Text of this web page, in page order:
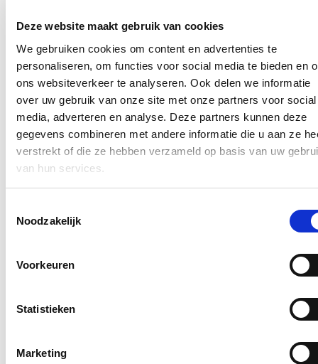
Deze website maakt gebruik van cookies
We gebruiken cookies om content en advertenties te
personaliseren, om functies voor social media te bieden en
ons websiteverkeer te analyseren. Ook delen we informatie
over uw gebruik van onze site met onze partners voor social
media, adverteren en analyse. Deze partners kunnen deze
gegevens combineren met andere informatie die u aan ze
verstrekt of die ze hebben verzameld op basis van uw
van hun services.
Noodzakelijk
Voorkeuren
Statistieken
Marketing
bovenstaand mailadres*
Klikhierom de privacyvoorwaarden te raadplegen
Nieuws
Aantal meldingen van agressief of ongewenst gedrag
stijgt fors binnen Vlaamse overheid: nieuwe regeling
dat dossiers tijdelijk kan opschorten in geval van
agressie voortaan van kracht
22/07/26
Dat blijkt
uit nieuwe cijfers van Vlaams minister van Bestuurszaken Hilde
kan er voortaan onmiddellijk en kordaat op worden gereageerd door
het voorval uitdrukkelijk mee te nemen bij de beoordeling van het
het nieuw Vlaams Dienstverleningscharter van de Vlaamse overheid
en werddeze week
via een omzendbrief gecommuniceerd naar alle